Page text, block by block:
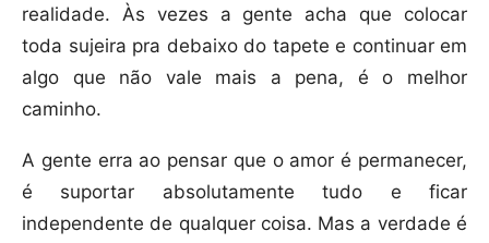
realidade. Às vezes a gente acha que colocar
toda sujeira pra debaixo do tapete e continuar em
algo que não vale mais a pena, é o melhor
caminho.
A gente erra ao pensar que o amor é permanecer,
é suportar absolutamente tudo e ficar
independente de qualquer coisa. Mas a verdade é